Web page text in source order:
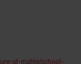
at-mahle/school-